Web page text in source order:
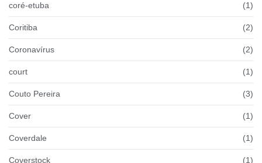
coré-etuba (1)
Coritiba (2)
Coronavírus (2)
court (1)
Couto Pereira (3)
Cover (1)
Coverdale (1)
Coverstock (1)